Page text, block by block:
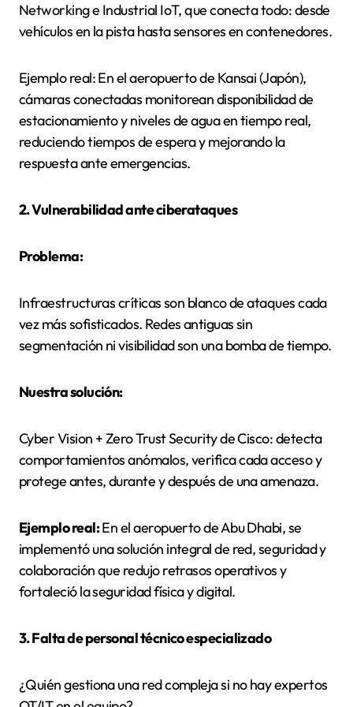
Networking e Industrial IoT, que conecta todo: desde
vehículos en la pista hasta sensores en contenedores.
Ejemplo real: En el aeropuerto de Kansai (Japón),
cámaras conectadas monitorean disponibilidad de
estacionamiento y niveles de agua en tiempo real,
reduciendo tiempos de espera y mejorando la
respuesta ante emergencias.
2. Vulnerabilidad ante ciberataques
Problema:
Infraestructuras críticas son blanco de ataques cada
vez más sofisticados. Redes antiguas sin
segmentación ni visibilidad son una bomba de tiempo.
Nuestra solución:
Cyber Vision + Zero Trust Security de Cisco: detecta
comportamientos anómalos, verifica cada acceso y
protege antes, durante y después de una amenaza.
Ejemplo real:En el aeropuerto de Abu Dhabi, se
implementó una solución integral de red, seguridad y
colaboración que redujo retrasos operativos y
fortaleció la seguridad física y digital.
3. Falta de personal técnico especializado
¿Quién gestiona una red compleja si no hay expertos